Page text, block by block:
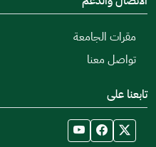
مقرات الجامعة
تواصل معنا
تابعنا على